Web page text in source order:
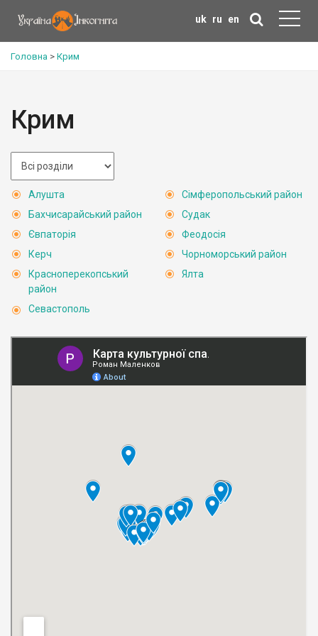
uk ru en
Головна > Крим
Крим
Алушта
Бахчисарайський район
Євпаторія
Керч
Красноперекопський
район
Севастополь
Сімферопольський район
Судак
Феодосія
Чорноморський район
Ялта